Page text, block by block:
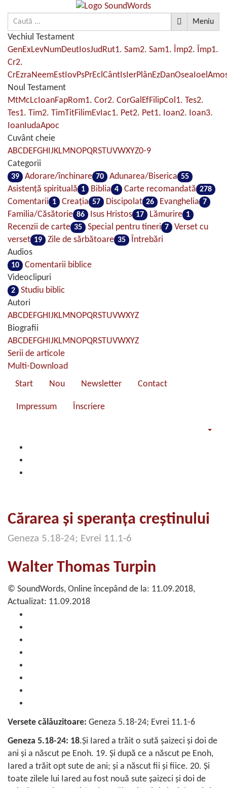
Meniu
Vechiul Testament
GenExLevNumDeutIosJudRut1. Sam2. Sam1. Împ2. Împ1.
Cr2.
CrEzraNeemEstIovPsPrEclCântIsIerPlânEzDanOseaIoel
Noul Testament
MtMcLcIoanFapRom1. Cor2. CorGalEfFilipCol1. Tes2.
Tes1. Tim2. TimTitFilimEvIac1. Pet2. Pet1. Ioan2. Ioan3.
IoanIudaApoc
Cuvânt cheie
ABCDEFGHIJKLMNOPQRSTUVWXYZ0-9
Categorii
39 Adorare/închinare 70 Adunarea/Biserica 55
Asistenţă spirituală 1 Biblia 4 Carte recomandată 278
Comentarii 1 Creaţia 57 Discipolat 26 Evanghelia 7
Familia/Căsătorie 86 Isus Hristos 17 Lămurire 1
Recenzii de carte 35 Special pentru tineri 7
Verset cu
verset 19 Zile de sărbătoare 35
Întrebări
Audios
10
Comentarii biblice
Videoclipuri
2
Studiu biblic
Autori
ABCDEFGHIJKLMNOPQRSTUVWXYZ
Biografii
ABCDEFGHIJKLMNOPQRSTUVWXYZ
Serii de articole
Multi-Download
Start
Nou Newsletter Contact
Impressum Înscriere
Cărarea şi speranţa creştinului
Geneza 5.18-24; Evrei 11.1-6
Walter Thomas Turpin
© SoundWords, Online începând de la: 11.09.2018,
Actualizat: 11.09.2018
Versete călăuzitoare: Geneza 5.18-24; Evrei 11.1-6
Geneza 5.18-24: 18.Şi Iared a trăit o sută şaizeci şi doi de
ani şi a născut pe Enoh. 19. Şi după ce a născut pe Enoh,
Iared a trăit opt sute de ani; şi a născut fii şi fiice. 20. Şi
toate zilele lui Iared au fost nouă sute şaizeci şi doi de